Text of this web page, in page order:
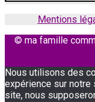
Mentions
© ma famille
Nous utilisons des
expérience sur notre
site, nous